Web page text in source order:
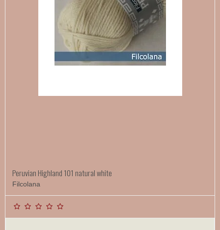
Peruvian Highland 101 natural white
Filcolana